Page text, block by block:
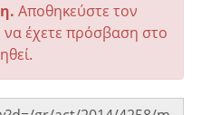
Αποθηκεύστε τον
έχετε πρόσβαση στο